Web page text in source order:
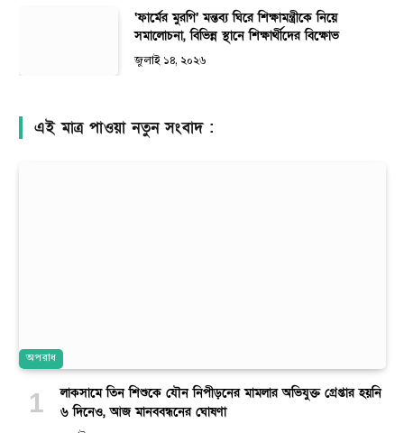
‘ফার্মের মুরগি’ মন্তব্য ঘিরে শিক্ষামন্ত্রীকে নিয়ে
সমালোচনা, বিভিন্ন স্থানে শিক্ষার্থীদের বিক্ষোভ
জুলাই ১৪, ২০২৬
এই মাত্র পাওয়া নতুন সংবাদ :
অপরাধ
লাকসামে তিন শিশুকে যৌন নিপীড়নের মামলার অভিযুক্ত গ্রেপ্তার হয়নি
৬ দিনেও, আজ মানববন্ধনের ঘোষণা